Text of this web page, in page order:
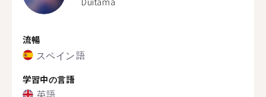
流暢
スペイン語
学習中の言語
英語